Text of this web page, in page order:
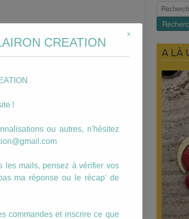
Recherche
pour :
A LÀ
CREATION
!
ou autres, n'hésitez
les mails, pensez à vérifier vos
ma réponse ou le récap' de
commandes et inscrire ce que
x